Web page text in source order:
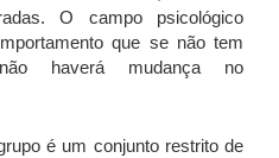
O campo psicológico
que se não tem
haverá mudança no
é um conjunto restrito de